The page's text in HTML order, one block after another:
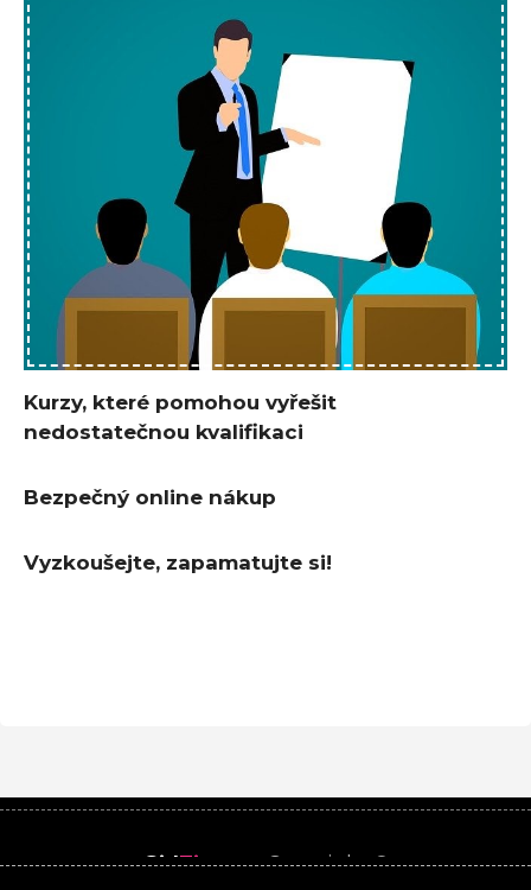
Kurzy, které pomohou vyřešit
nedostatečnou kvalifikaci
Bezpečný online nákup
Vyzkoušejte, zapamatujte si!
GirlTime.czCopyright ©